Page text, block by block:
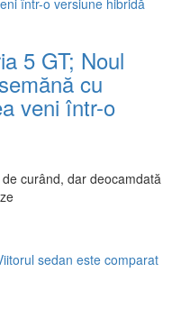
5 GT; Noul
cu
veni într-o
curând, dar deocamdată